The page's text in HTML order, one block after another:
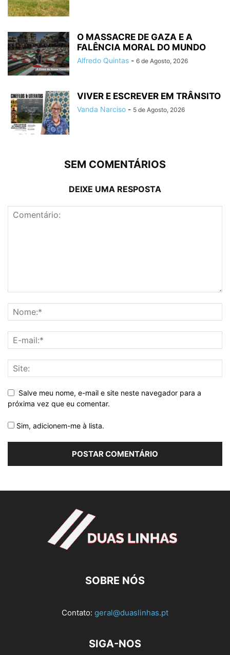
O MASSACRE DE GAZA E A
FALÊNCIA MORAL DO MUNDO
Alfredo Quintas - 6 de Agosto, 2026
VIVER E ESCREVER EM TRÂNSITO
Vanda Narciso - 5 de Agosto, 2026
SEM COMENTÁRIOS
DEIXE UMA RESPOSTA
Salve meu nome, e-mail e site neste navegador para a
próxima vez que eu comentar.
Sim, adicionem-me à lista.
SOBRE NÓS
Contato: geral@duaslinhas.pt
SIGA-NOS